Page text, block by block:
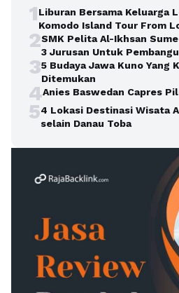
1Liburan Bersama Keluarga
Komodo Island Tour From
2SMK Pelita Al-Ikhsan
3 Jurusan Untuk
35 Budaya Jawa Kuno Yang
Ditemukan
4Anies Baswedan Capres
54 Lokasi Destinasi Wisata
selain Danau Toba